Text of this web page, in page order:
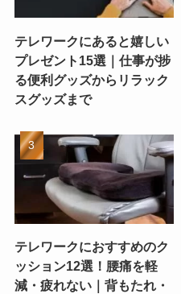
テレワークにあると嬉しい
プレゼント15選｜仕事が捗
る便利グッズからリラック
スグッズまで
テレワークにおすすめのク
ッション12選！腰痛を軽
減・疲れない｜背もたれ・